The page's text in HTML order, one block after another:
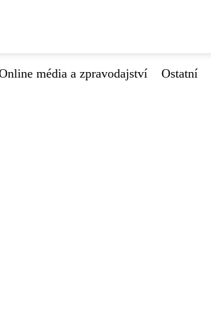
média a zpravodajství Ostatní